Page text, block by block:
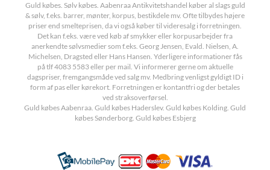
Guld købes. Sølv købes. Aabenraa Antikvitetshandel køber al slags guld
& sølv, f.eks. barrer, mønter, korpus, bestikdele mv. Ofte tilbydes højere
priser end smelteprisen, da vi også køber til videresalg i forretningen.
Det kan f.eks. være ved køb af smykker eller korpusarbejder fra
anerkendte sølvsmedier som f.eks. Georg Jensen, Evald. Nielsen, A.
Michelsen, Dragsted eller Hans Hansen. Yderligere informationer fås
på tlf 4083 5583 eller per mail. Vi informerer gerne om aktuelle
dagspriser, fremgangsmåde ved salg mv. Medbring venligst gyldigt ID i
form af pas eller kørekort. Forretningen er kontantfri og der betales
ved straksoverførsel.
Guld købes Aabenraa. Guld købes Haderslev. Guld købes Kolding. Guld
købes Sønderborg. Guld købes Esbjerg